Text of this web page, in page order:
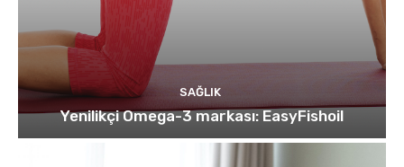
SAĞLIK
Yenilikçi Omega-3 markası: EasyFishoil